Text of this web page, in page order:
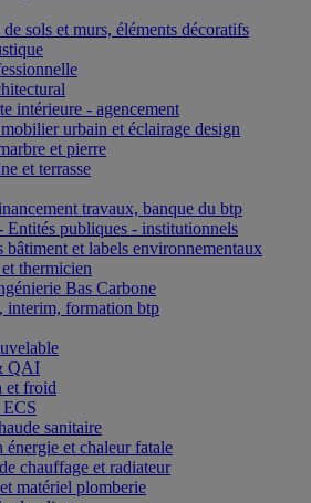
sols et murs, éléments décoratifs
intérieure - agencement
urbain et éclairage design
et pierre
et terrasse
travaux, banque du btp
Entités publiques - institutionnels
bâtiment et labels environnementaux
thermicien
Bas Carbone
interim, formation btp
QAI
et froid
ECS
sanitaire
énergie et chaleur fatale
chauffage et radiateur
matériel plomberie